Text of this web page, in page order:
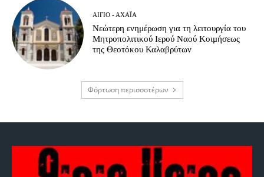
ΑΊΓΙΟ - ΑΧΑΪ́Α
Νεώτερη ενημέρωση για τη λειτουργία του
Μητροπολιτικού Ιερού Ναού Κοιμήσεως
της Θεοτόκου Καλαβρύτων
Φόρτωση περισσοτέρων